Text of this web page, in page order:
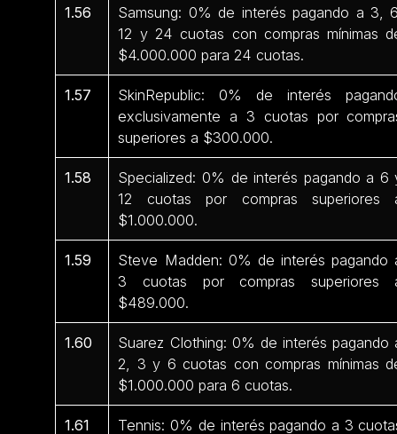
1.56
Samsung: 0% de interés pagando a 3,
12 y 24 cuotas con compras mínimas
$4.000.000 para 24 cuotas.
1.57
SkinRepublic: 0% de interés
exclusivamente a 3 cuotas por
superiores a $300.000.
1.58
Specialized: 0% de interés pagando a 6
12 cuotas por compras superiores
$1.000.000.
1.59
Steve Madden: 0% de interés pagando
3 cuotas por compras superiores
$489.000.
1.60
Suarez Clothing: 0% de interés pagando
2, 3 y 6 cuotas con compras mínimas
$1.000.000 para 6 cuotas.
1.61 Tennis: 0% de interés pagando a 3